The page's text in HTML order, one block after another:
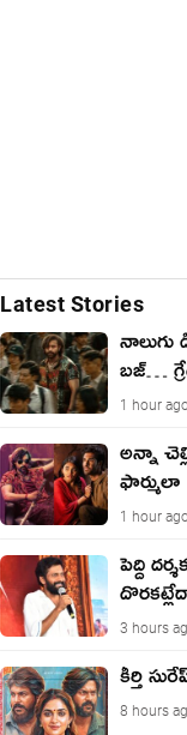
Latest Stories
నాలుగు
బ‌జ్…
1 hour
అన్నా
ఫార్ములా
1 hour
పెద్ది
3 hours
కీర్తి
8 hours